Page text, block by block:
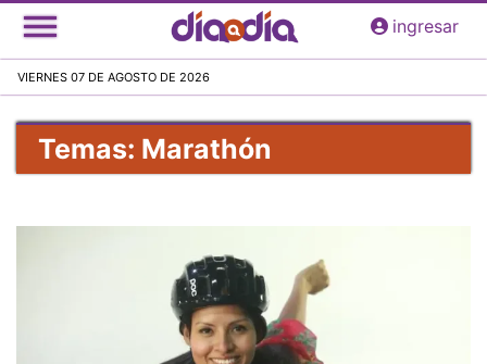
Pasar
al
principal
ingresar
VIERNES 07 DE AGOSTO DE 2026
Temas: Marathón